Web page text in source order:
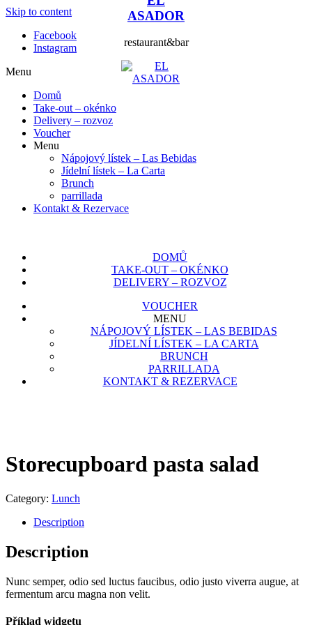
Skip to content
Facebook
Instagram
Menu
Domů
Take-out – okénko
Delivery – rozvoz
Voucher
Menu
Nápojový lístek – Las Bebidas
Jídelní lístek – La Carta
Brunch
parrillada
Kontakt & Rezervace
DOMŮ
TAKE-OUT – OKÉNKO
DELIVERY – ROZVOZ
ASADOR
restaurant&bar
VOUCHER
MENU
NÁPOJOVÝ LÍSTEK – LAS BEBIDAS
JÍDELNÍ LÍSTEK – LA CARTA
BRUNCH
PARRILLADA
KONTAKT & REZERVACE
Storecupboard pasta salad
Category: Lunch
Description
Description
Nunc semper, odio sed luctus faucibus, odio justo viverra augue, at
fermentum arcu magna non velit.
Příklad widgetu